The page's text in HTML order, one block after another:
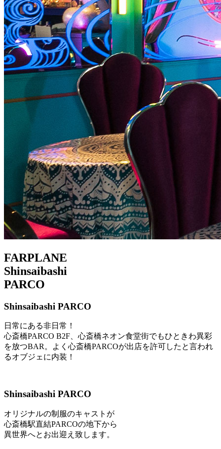
FARPLANE
Shinsaibashi
PARCO
Shinsaibashi PARCO
日常にある非日常！
心斎橋PARCO B2F、心斎橋ネオン食堂街でもひときわ異彩
を放つBAR。よく心斎橋PARCOが出店を許可したと言われ
るオブジェに内装！
Shinsaibashi PARCO
オリジナルの制服のキャストが
心斎橋駅直結PARCOの地下から
異世界へとお出迎え致します。